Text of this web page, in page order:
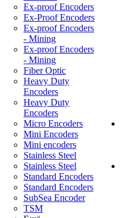
Ex-proof Encoders
Ex-Proof Encoders
Ex-proof Encoders
- Mining
Ex-proof Encoders
- Mining
Fiber Optic
Heavy Duty
Encoders
Heavy Duty
Encoders
Micro Encoders
Mini Encoders
Mini encoders
Stainless Steel
Stainless Steel
Standard Encoders
Standard Encoders
SubSea Encoder
TSM